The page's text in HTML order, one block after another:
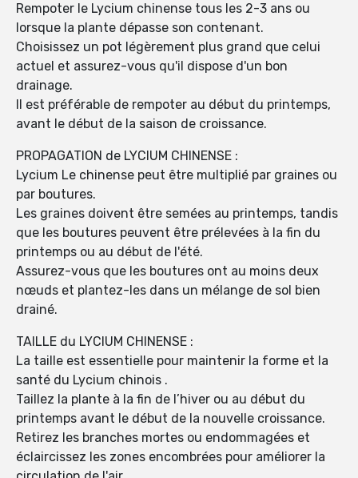
Rempoter le Lycium chinense tous les 2-3 ans ou
lorsque la plante dépasse son contenant.
Choisissez un pot légèrement plus grand que celui
actuel et assurez-vous qu'il dispose d'un bon
drainage.
Il est préférable de rempoter au début du printemps,
avant le début de la saison de croissance.
PROPAGATION de LYCIUM CHINENSE :
Lycium Le chinense peut être multiplié par graines ou
par boutures.
Les graines doivent être semées au printemps, tandis
que les boutures peuvent être prélevées à la fin du
printemps ou au début de l'été.
Assurez-vous que les boutures ont au moins deux
nœuds et plantez-les dans un mélange de sol bien
drainé.
TAILLE du LYCIUM CHINENSE :
La taille est essentielle pour maintenir la forme et la
santé du Lycium chinois .
Taillez la plante à la fin de l’hiver ou au début du
printemps avant le début de la nouvelle croissance.
Retirez les branches mortes ou endommagées et
éclaircissez les zones encombrées pour améliorer la